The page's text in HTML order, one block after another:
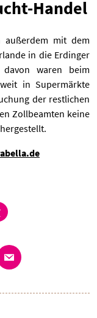
Handel
außerdem mit dem
in die Erdinger
davon waren beim
in Supermärkte
der restlichen
Zollbeamten keine